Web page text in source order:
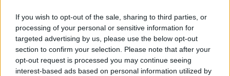
If you wish to opt-out of the sale, sharing to third parties, or
processing of your personal or sensitive information for
targeted advertising by us, please use the below opt-out
section to confirm your selection. Please note that after your
opt-out request is processed you may continue seeing
interest-based ads based on personal information utilized by
Restul ingredientelor sunt aceleași ca în rețeta
tradițională (vezi mai sus), dar trebuie să adaugi 25
de grame (adică aproximativ 3 linguri) de semințe de
pin și 50 de grame (adică aproximativ 5 linguri) de